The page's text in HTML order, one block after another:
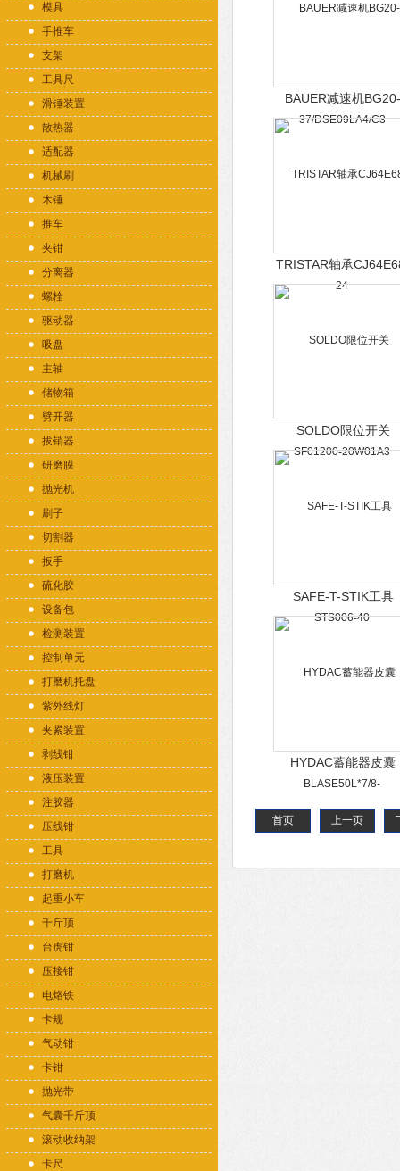
模具
手推车
支架
工具尺
滑锤装置
散热器
适配器
机械刷
木锤
推车
夹钳
分离器
螺栓
驱动器
吸盘
主轴
储物箱
劈开器
拔销器
研磨膜
抛光机
刷子
切割器
扳手
硫化胶
设备包
检测装置
控制单元
打磨机托盘
紫外线灯
夹紧装置
剥线钳
液压装置
注胶器
压线钳
工具
打磨机
起重小车
千斤顶
台虎钳
压接钳
电烙铁
卡规
气动钳
卡钳
抛光带
气囊千斤顶
滚动收纳架
卡尺
BAUER减速机BG20-
37/DSE09LA4/C3
TRISTAR轴承
24
SOLDO限位开关
SF01200-20W01A3
SAFE-T-STIK工具
STS006-40
HYDAC蓄能器皮囊
BLASE50L*7/8-
首页 上一页